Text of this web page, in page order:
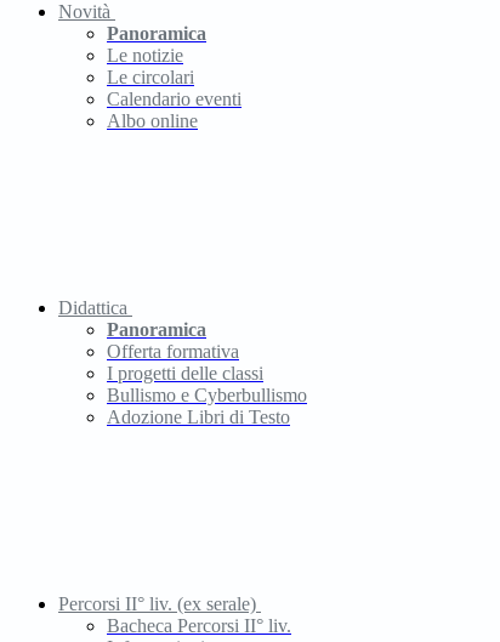
Novità
Panoramica
Le notizie
Le circolari
Calendario eventi
Albo online
Didattica
Panoramica
Offerta formativa
I progetti delle classi
Bullismo e Cyberbullismo
Adozione Libri di Testo
Percorsi II° liv. (ex serale)
Bacheca Percorsi II° liv.